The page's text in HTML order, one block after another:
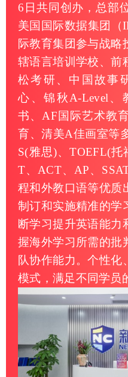
6日共同创办，总部
美国国际数据集团（
际教育集团参与战略
辖语言培训学校、前
松考研、中国故事
心、锦秋A-Level、
书、AF国际艺术教
育、清美A佳画室等
S(雅思)、TOEFL(托
T、ACT、AP、
程和外教口语等优质
制订和实施精准的学
断学习提升英语能力
握海外学习所需的批
队协作能力。个性化
模式，满足不同学员